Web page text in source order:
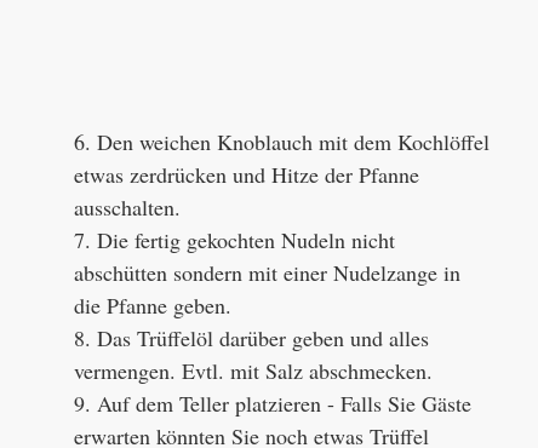
6. Den weichen Knoblauch mit dem Kochlöffel
etwas zerdrücken und Hitze der Pfanne
ausschalten.
7. Die fertig gekochten Nudeln nicht
abschütten sondern mit einer Nudelzange in
die Pfanne geben.
8. Das Trüffelöl darüber geben und alles
vermengen. Evtl. mit Salz abschmecken.
9. Auf dem Teller platzieren - Falls Sie Gäste
erwarten könnten Sie noch etwas Trüffel